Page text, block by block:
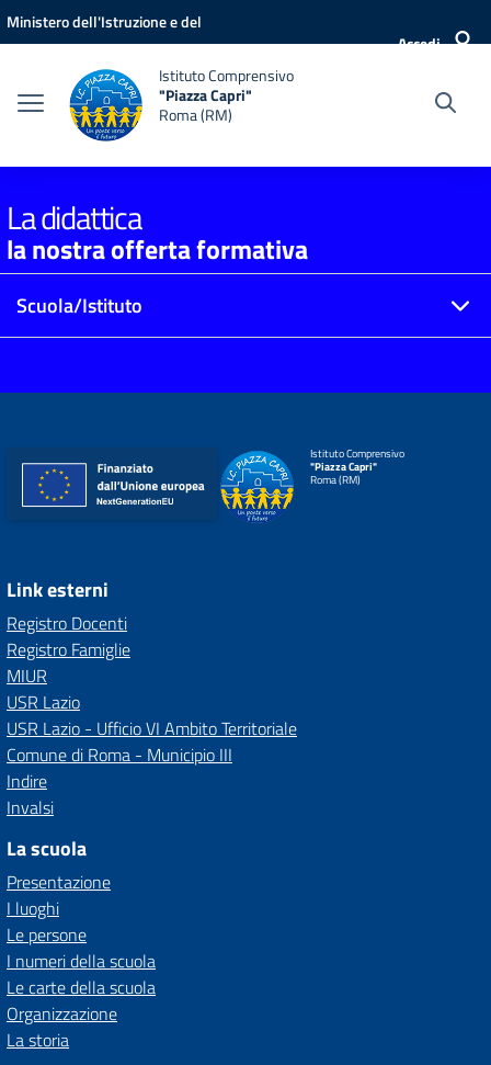
Vai ai contenuti
Vai al menu di navigazione
Vai al footer
Ministero dell'Istruzione e del
Accedi
Istituto Comprensivo
"Piazza Capri"
Roma (RM)
La didattica
la nostra offerta formativa
Scuola/Istituto
Istituto Comprensivo
"Piazza Capri"
Roma (RM)
Link esterni
Registro Docenti
Registro Famiglie
MIUR
USR Lazio
USR Lazio - Ufficio VI Ambito Territoriale
Comune di Roma - Municipio III
Indire
Invalsi
La scuola
Presentazione
I luoghi
Le persone
I numeri della scuola
Le carte della scuola
Organizzazione
La storia